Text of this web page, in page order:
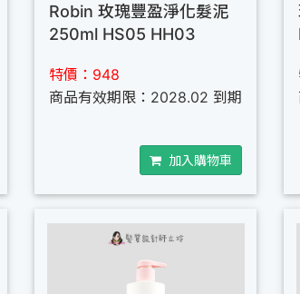
Robin 玫瑰豐盈淨化髮泥
250ml HS05 HH03
特價：948
商品有效期限：2028.02 到期
加入購物車